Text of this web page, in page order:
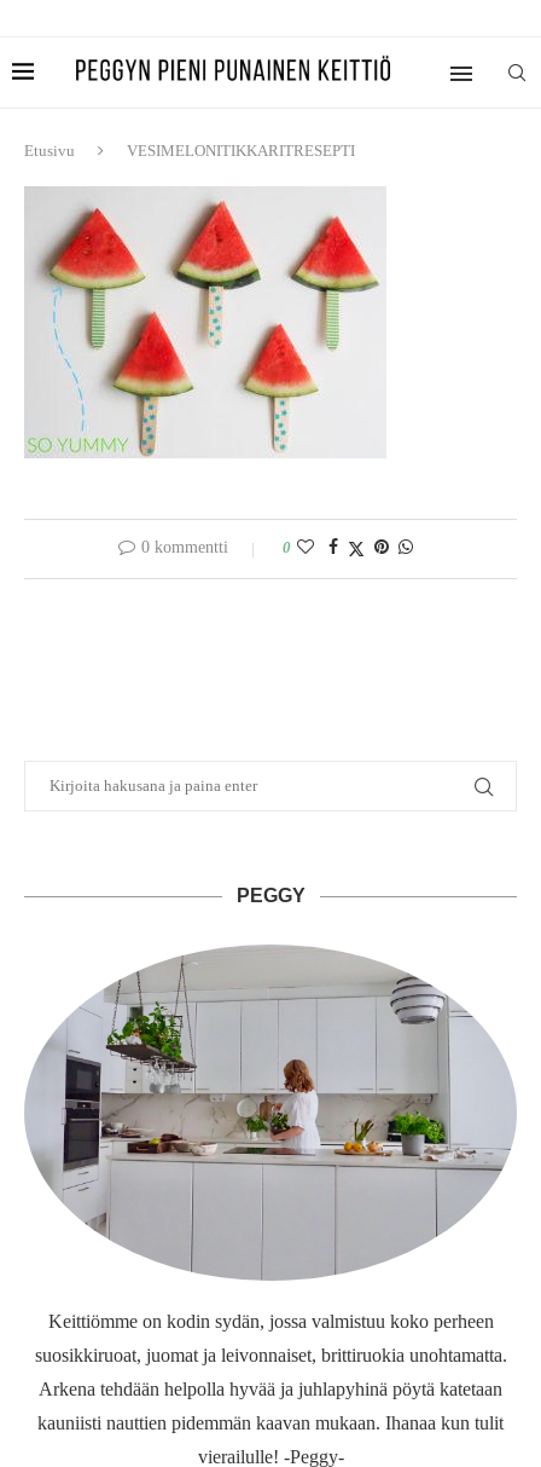
Etusivu VESIMELONITIKKARITRESEPTI
0 kommentti 0
PEGGY
Keittiömme on kodin sydän, jossa valmistuu koko perheen
suosikkiruoat, juomat ja leivonnaiset, brittiruokia unohtamatta.
Arkena tehdään helpolla hyvää ja juhlapyhinä pöytä katetaan
kauniisti nauttien pidemmän kaavan mukaan. Ihanaa kun tulit
vierailulle! -Peggy-